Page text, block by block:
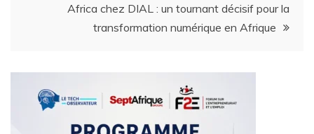
Africa chez DIAL : un tournant décisif pour la
transformation numérique en Afrique